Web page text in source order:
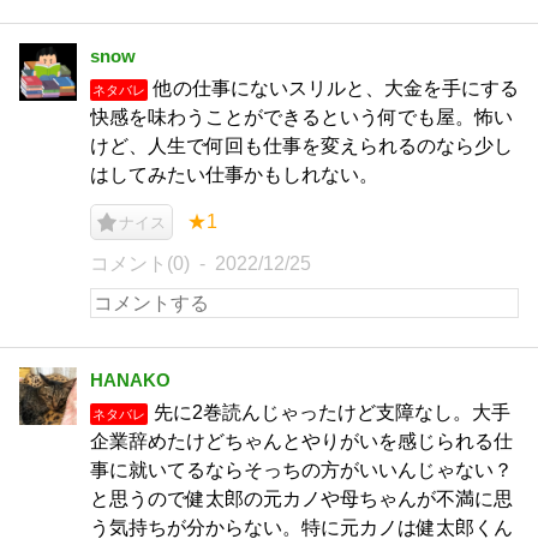
snow
ネタバレ
他の仕事にないスリルと、大金を手にする
快感を味わうことができるという何でも屋。怖い
けど、人生で何回も仕事を変えられるのなら少し
はしてみたい仕事かもしれない。
ナイス ★1
コメント(0) 2022/12/25
HANAKO
ネタバレ
先に2巻読んじゃったけど支障なし。大手
企業辞めたけどちゃんとやりがいを感じられる仕
事に就いてるならそっちの方がいいんじゃない？
と思うので健太郎の元カノや母ちゃんが不満に思
う気持ちが分からない。特に元カノは健太郎くん